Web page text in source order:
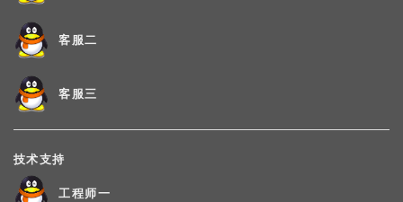
客服二
客服三
技术支持
工程师一